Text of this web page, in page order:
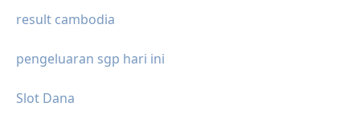
result cambodia
pengeluaran sgp hari ini
Slot Dana